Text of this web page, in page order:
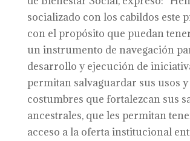
socializado con los cabildos este
con el propósito que puedan
un instrumento de navegación
desarrollo y ejecución de
permitan salvaguardar sus usos y
costumbres que fortalezcan sus
ancestrales, que les permitan
acceso a la oferta institucional